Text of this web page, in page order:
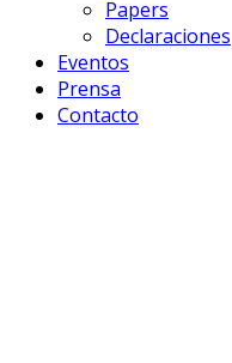
Papers
Declaraciones
Eventos
Prensa
Contacto